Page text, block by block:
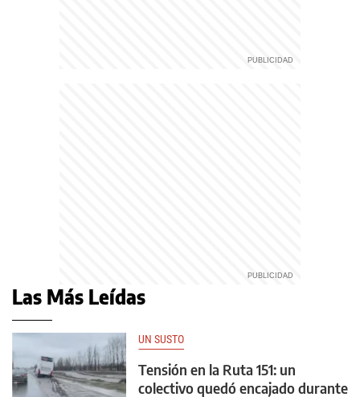
Las Más Leídas
UN SUSTO
Tensión en la Ruta 151: un
colectivo quedó encajado durante